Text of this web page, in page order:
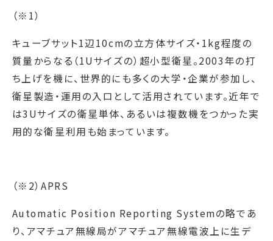
（※1）
キューブサット1辺10cmの立方体サイズ・1kg程度の
質量からなる（1Uサイズの）超小型衛星。2003年の打
ち上げを機に、世界的にも多くの大学・企業が参加し、
衛星製造・運用の入口として活用されています。近年で
は3Uサイズの衛星単体、あるいは複数機をつかった実
用的な衛星利用も始まっています。
（※2）APRS
Automatic Position Reporting Systemの略であ
り、アマチュア無線局がアマチュア無線電波上に生デ